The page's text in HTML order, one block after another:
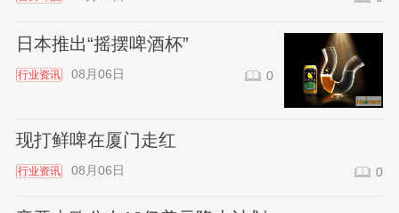
日本推出“摇摆啤酒杯”
行业资讯 08月06日 0
现打鲜啤在厦门走红
行业资讯 08月06日 0